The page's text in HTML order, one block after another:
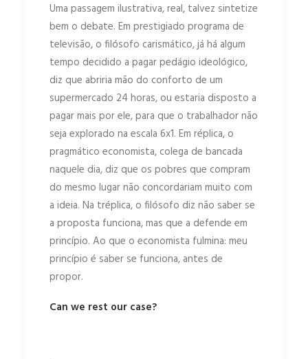
Uma passagem ilustrativa, real, talvez sintetize
bem o debate. Em prestigiado programa de
televisão, o filósofo carismático, já há algum
tempo decidido a pagar pedágio ideológico,
diz que abriria mão do conforto de um
supermercado 24 horas, ou estaria disposto a
pagar mais por ele, para que o trabalhador não
seja explorado na escala 6x1. Em réplica, o
pragmático economista, colega de bancada
naquele dia, diz que os pobres que compram
do mesmo lugar não concordariam muito com
a ideia. Na tréplica, o filósofo diz não saber se
a proposta funciona, mas que a defende em
princípio. Ao que o economista fulmina: meu
princípio é saber se funciona, antes de
propor.
Can we rest our case?